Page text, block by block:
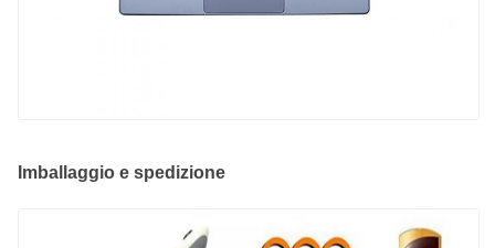
Imballaggio e spedizione